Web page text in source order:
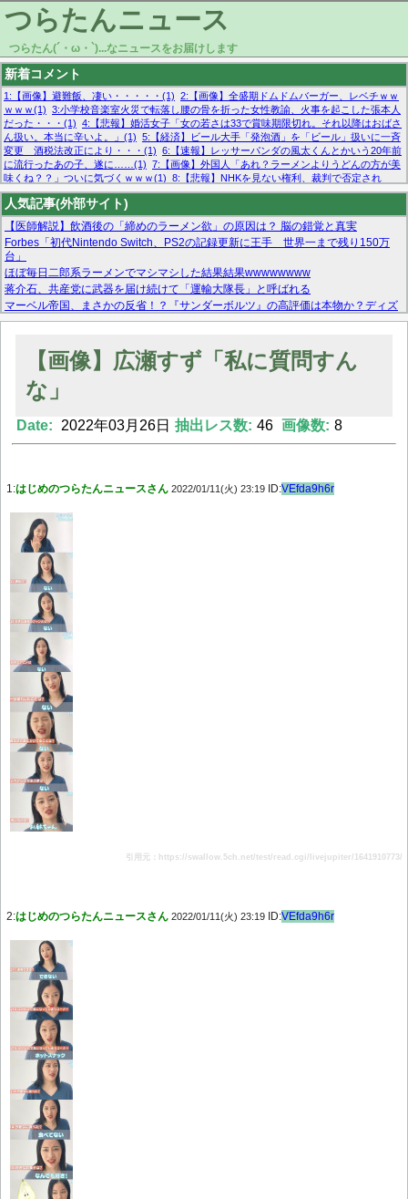
つらたんニュース
つらたん(´・ω・`)...なニュースをお届けします
新着コメント
1:【画像】避難飯、凄い・・・・・(1) 2:【画像】全盛期ドムドムバーガー、レベチｗｗ
ｗｗｗ(1) 3:小学校音楽室火災で転落し腰の骨を折った女性教諭、火事を起こした張本人
だった・・・(1) 4:【悲報】婚活女子「女の若さは33で賞味期限切れ。それ以降はおばさ
ん扱い。本当に辛いよ。」(1) 5:【経済】ビール大手「発泡酒」を「ビール」扱いに一斉
変更 酒税法改正により・・・(1) 6:【速報】レッサーパンダの風太くんとかいう20年前
に流行ったあの子、遂に……(1) 7:【画像】外国人「あれ？ラーメンよりうどんの方が美
味くね？？」ついに気づくｗｗｗ(1) 8:【悲報】NHKを見ない権利、裁判で否定され
る・・・(1) 9:欧州委員長「原発縮小は間違いでした」(1) 10:【悲報】日本企業の人手不
足、限界突破 52%「正社員も足りてません…」(1)
人気記事(外部サイト)
【医師解説】飲酒後の「締めのラーメン欲」の原因は？ 脳の錯覚と真実
Forbes「初代Nintendo Switch、PS2の記録更新に王手 世界一まで残り150万
台」
ほぼ毎日二郎系ラーメンでマシマシした結果結果wwwwwwww
蒋介石、共産党に武器を届け続けて「運輸大隊長」と呼ばれる
マーベル帝国、まさかの反省！？『サンダーボルツ』の高評価は本物か？ディズ
ニーCEOの「量より質」宣言の裏で渦巻くファンの本音とMCUの未来を徹底考
【モー娘。石田亜佑美】ファーストテイク出演も新規獲得ならず？北川莉央が1
【画像あり】FacebookとかTwitterで拾ったエロ画像貼ってくよ
【画像】広瀬すず「私に質問すん
な」
Date: 2022年03月26日 抽出レス数: 46 画像数: 8
1:はじめのつらたんニュースさん 2022/01/11(火) 23:19 ID:VEfda9h6r
引用元：https://swallow.5ch.net/test/read.cgi/livejupiter/1641910773/
2:はじめのつらたんニュースさん 2022/01/11(火) 23:19 ID:VEfda9h6r